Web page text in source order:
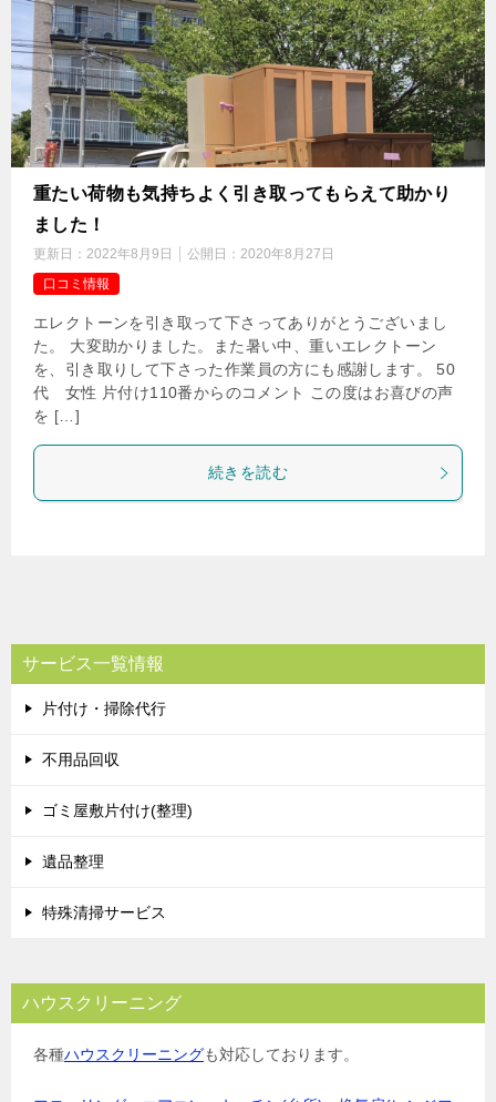
重たい荷物も気持ちよく引き取ってもらえて助かり
ました！
更新日： 2022年8月9日 公開日： 2020年8月27日
口コミ情報
エレクトーンを引き取って下さってありがとうございまし
た。 大変助かりました。また暑い中、重いエレクトーン
を、引き取りして下さった作業員の方にも感謝します。 50
代 女性 片付け110番からのコメント この度はお喜びの声
を […]
続きを読む
サービス一覧情報
片付け・掃除代行
不用品回収
ゴミ屋敷片付け(整理)
遺品整理
特殊清掃サービス
ハウスクリーニング
各種ハウスクリーニングも対応しております。